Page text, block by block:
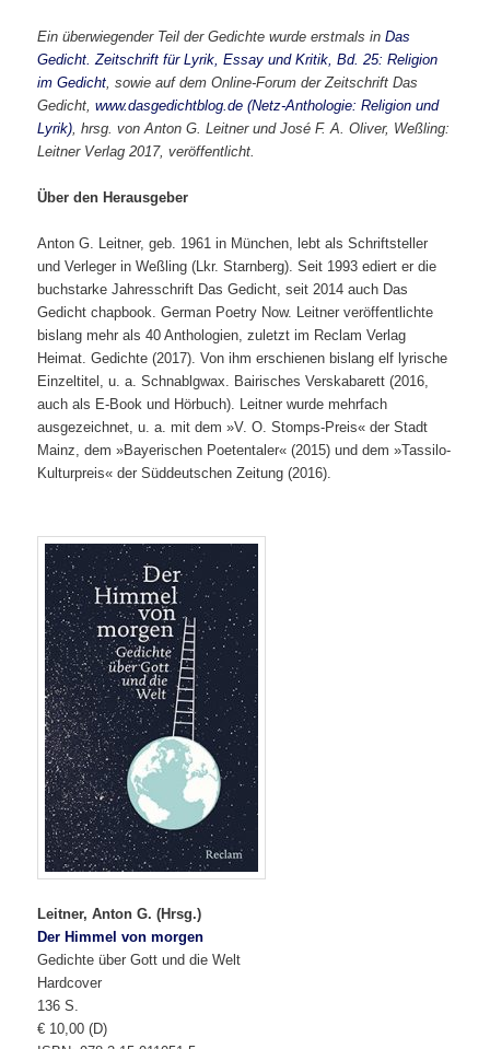
Ein überwiegender Teil der Gedichte wurde erstmals inDas
Gedicht. Zeitschrift für Lyrik, Essay und Kritik, Bd. 25: Religion
im Gedicht , sowie auf dem Online-Forum der Zeitschrift Das
Gedicht,www.dasgedichtblog.de (Netz-Anthologie: Religion und
Lyrik) , hrsg. von Anton G. Leitner und José F. A. Oliver, Weßling:
Leitner Verlag 2017, veröffentlicht.
Über den Herausgeber
Anton G. Leitner, geb. 1961 in München, lebt als Schriftsteller
und Verleger in Weßling (Lkr. Starnberg). Seit 1993 ediert er die
buchstarke Jahresschrift Das Gedicht, seit 2014 auch Das
Gedicht chapbook. German Poetry Now. Leitner veröffentlichte
bislang mehr als 40 Anthologien, zuletzt im Reclam Verlag
Heimat. Gedichte (2017). Von ihm erschienen bislang elf lyrische
Einzeltitel, u. a. Schnablgwax. Bairisches Verskabarett (2016,
auch als E-Book und Hörbuch). Leitner wurde mehrfach
ausgezeichnet, u. a. mit dem »V. O. Stomps-Preis« der Stadt
Mainz, dem »Bayerischen Poetentaler« (2015) und dem »Tassilo-
Kulturpreis« der Süddeutschen Zeitung (2016).
Leitner, Anton G. (Hrsg.)
Der Himmel von morgen
Gedichte über Gott und die Welt
Hardcover
136 S.
€ 10,00 (D)